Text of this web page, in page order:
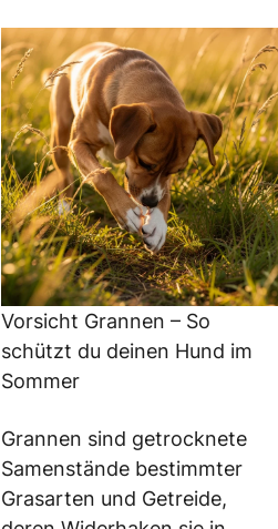
Vorsicht Grannen – So
schützt du deinen Hund im
Sommer
Grannen sind getrocknete
Samenstände bestimmter
Grasarten und Getreide,